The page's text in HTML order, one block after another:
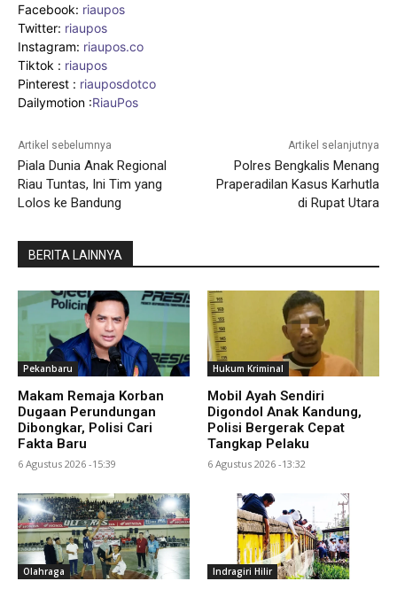
Facebook: riaupos
Twitter: riaupos
Instagram: riaupos.co
Tiktok : riaupos
Pinterest : riauposdotco
Dailymotion :RiauPos
Artikel sebelumnya
Piala Dunia Anak Regional
Riau Tuntas, Ini Tim yang
Lolos ke Bandung
Artikel selanjutnya
Polres Bengkalis Menang
Praperadilan Kasus Karhutla
di Rupat Utara
BERITA LAINNYA
Pekanbaru
Makam Remaja Korban
Dugaan Perundungan
Dibongkar, Polisi Cari
Fakta Baru
6 Agustus 2026 -15:39
Hukum Kriminal
Mobil Ayah Sendiri
Digondol Anak Kandung,
Polisi Bergerak Cepat
Tangkap Pelaku
6 Agustus 2026 -13:32
Olahraga Indragiri Hilir